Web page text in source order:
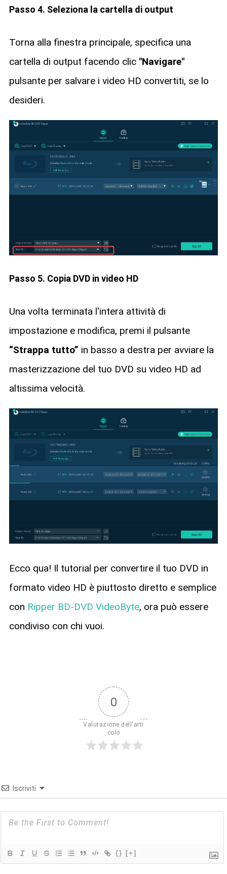
Passo 4. Seleziona la cartella di output
Torna alla finestra principale, specifica una
cartella di output facendo clic "Navigare"
pulsante per salvare i video HD convertiti, se lo
desideri.
Passo 5. Copia DVD in video HD
Una volta terminata l'intera attività di
impostazione e modifica, premi il pulsante
“Strappa tutto” in basso a destra per avviare la
masterizzazione del tuo DVD su video HD ad
altissima velocità.
Ecco qua! Il tutorial per convertire il tuo DVD in
formato video HD è piuttosto diretto e semplice
con Ripper BD-DVD VideoByte, ora può essere
condiviso con chi vuoi.
0
Valutazione dell'arti
colo
Iscriviti
{} [+]